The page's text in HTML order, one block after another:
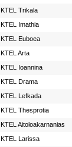
ΚΤΕL Τrikala
KTEL Imathia
ΚΤΕL Euboea
KTEL Arta
KTEL Ioannina
KTEL Drama
KTEL Lefkada
KTEL Thesprotia
KTEL Aitoloakarnanias
KTEL Larissa